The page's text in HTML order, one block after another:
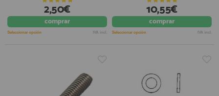
2,50€
comprar
Seleccionar opción IVA incl.
10,55€
comprar
Seleccionar opción IVA incl.